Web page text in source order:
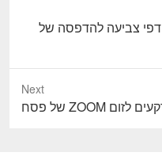
דפי צביעה מיני מאוס חלק 2 | 30 דפי צביעה להדפסה של
Next